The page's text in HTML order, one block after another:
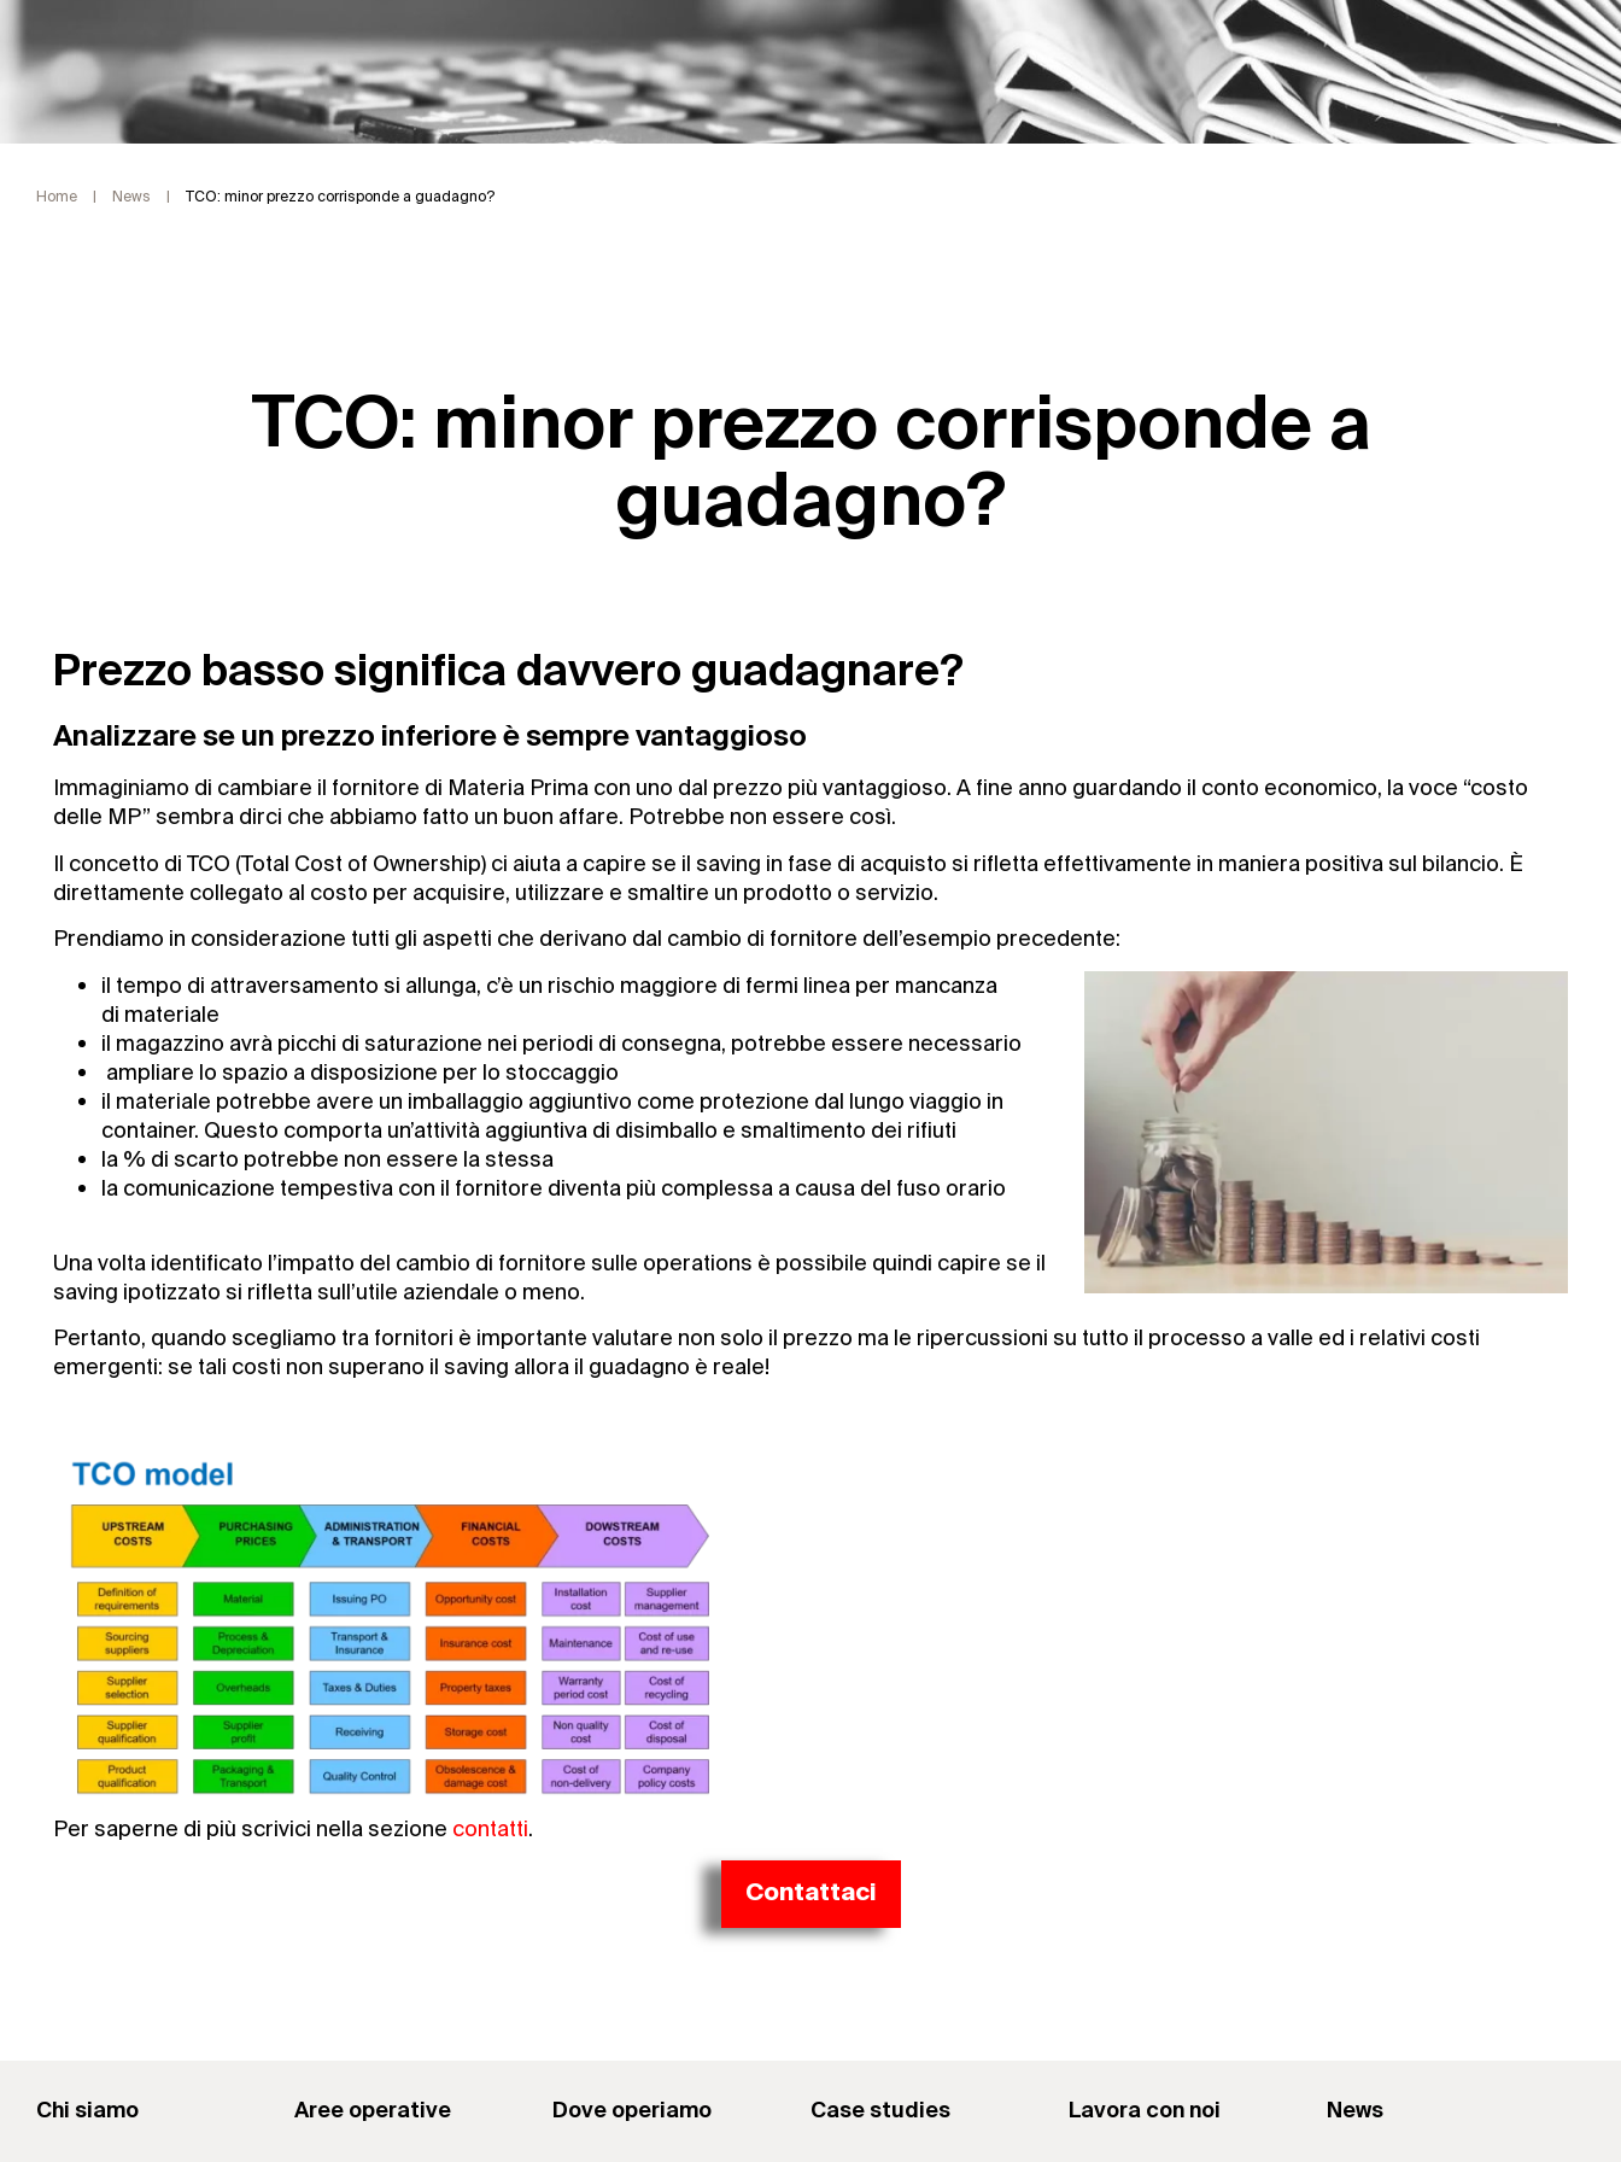
Home | News | TCO: minor prezzo corrisponde a guadagno?
TCO: minor prezzo corrisponde a
guadagno?
Prezzo basso significa davvero guadagnare?
Analizzare se un prezzo inferiore è sempre vantaggioso
Immaginiamo di cambiare il fornitore di Materia Prima con uno dal prezzo più vantaggioso. A fine anno guardando il conto economico, la voce “costo
delle MP” sembra dirci che abbiamo fatto un buon affare. Potrebbe non essere così.
Il concetto di TCO (Total Cost of Ownership) ci aiuta a capire se il saving in fase di acquisto si rifletta effettivamente in maniera positiva sul bilancio. È
direttamente collegato al costo per acquisire, utilizzare e smaltire un prodotto o servizio.
Prendiamo in considerazione tutti gli aspetti che derivano dal cambio di fornitore dell’esempio precedente:
il tempo di attraversamento si allunga, c’è un rischio maggiore di fermi linea per mancanza
di materiale
il magazzino avrà picchi di saturazione nei periodi di consegna, potrebbe essere necessario
ampliare lo spazio a disposizione per lo stoccaggio
il materiale potrebbe avere un imballaggio aggiuntivo come protezione dal lungo viaggio in
container. Questo comporta un’attività aggiuntiva di disimballo e smaltimento dei rifiuti
la % di scarto potrebbe non essere la stessa
la comunicazione tempestiva con il fornitore diventa più complessa a causa del fuso orario
Una volta identificato l’impatto del cambio di fornitore sulle operations è possibile quindi capire se il
saving ipotizzato si rifletta sull’utile aziendale o meno.
Pertanto, quando scegliamo tra fornitori è importante valutare non solo il prezzo ma le ripercussioni su tutto il processo a valle ed i relativi costi
emergenti: se tali costi non superano il saving allora il guadagno è reale!
Per saperne di più scrivici nella sezione contatti.
Contattaci
Chi siamo Aree operative Dove operiamo Case studies Lavora con noi News